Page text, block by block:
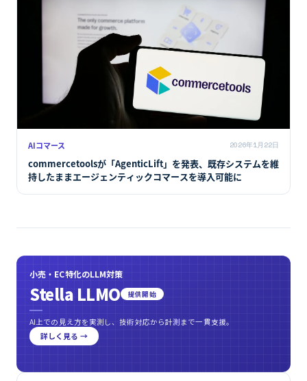
AIコマース 2026年1月22日
commercetoolsが「AgenticLift」を発表、既存システムを維
持したままエージェンティックコマースを導入可能に
小売・EC特化のLLM対策
Stella LLMO 提供開始
AI上での見え方を実測し、技術対応から計測まで一貫支援。
詳しく見る →